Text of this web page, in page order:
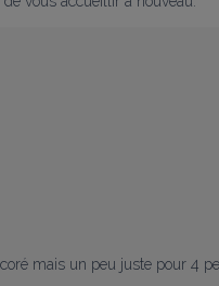
mais un peu juste pour 4